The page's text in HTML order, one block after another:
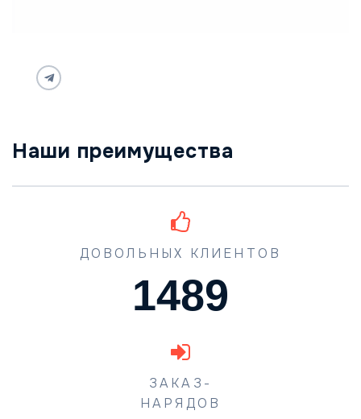
Наши преимущества
ДОВОЛЬНЫХ КЛИЕНТОВ
1489
ЗАКАЗ-
НАРЯДОВ